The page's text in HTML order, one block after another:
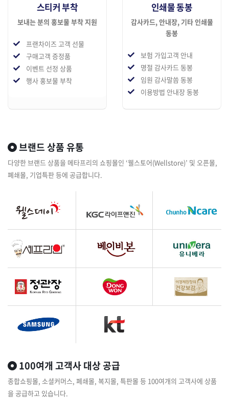
스티커 부착
보내는 분의 홍보물 부착 지원
프랜차이즈 고객 선물
구매고객 증정품
이벤트 선정 상품
행사 홍보물 부착
인쇄물 동봉
감사카드, 안내장, 기타 인쇄물
동봉
보험 가입고객 안내
명절 감사카드 동봉
임원 감사말씀 동봉
이용방법 안내장 동봉
브랜드 상품 유통
다양한 브랜드 상품을 메타프리의 쇼핑몰인 ‘웰스토어(Wellstore)’ 및 오픈몰,
폐쇄몰, 기업특판 등에 공급합니다.
100여개 고객사 대상 공급
종합쇼핑몰, 소셜커머스, 폐쇄몰, 복지몰, 특판몰 등 100여개의 고객사에 상품
을 공급하고 있습니다.